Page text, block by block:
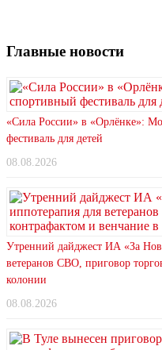
Главные новости
«Сила России» в «Орлёнке»:
фестиваль для детей
08.08.2026
Утренний дайджест ИА «За
ветеранов СВО, приговор
колонии
08.08.2026